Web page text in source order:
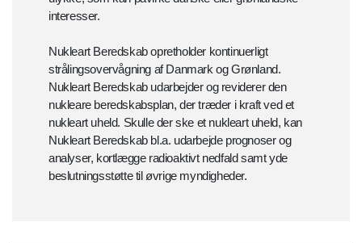
interesser.
Nukleart Beredskab opretholder kontinuerligt
strålingsovervågning af Danmark og Grønland.
Nukleart Beredskab udarbejder og reviderer den
nukleare beredskabsplan, der træder i kraft ved et
nukleart uheld. Skulle der ske et nukleart uheld, kan
Nukleart Beredskab bl.a. udarbejde prognoser og
analyser, kortlægge radioaktivt nedfald samt yde
beslutningsstøtte til øvrige myndigheder.